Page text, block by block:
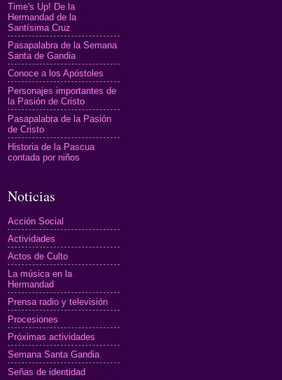
Time's Up! De la
Hermandad de la
Santísima Cruz
Pasapalabra de la Semana
Santa de Gandia
Conoce a los Apóstoles
Personajes importantes de
la Pasión de Cristo
Pasapalabra de la Pasión
de Cristo
Historia de la Pascua
contada por niños
Noticias
Acción Social
Actividades
Actos de Culto
La música en la
Hermandad
Prensa radio y televisión
Procesiones
Próximas actividades
Semana Santa Gandia
Señas de identidad